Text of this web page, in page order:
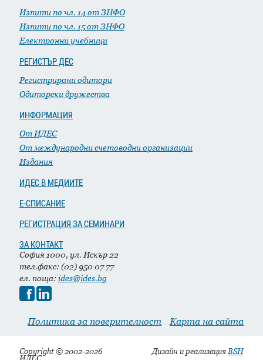
Изпити по чл. 14 от ЗНФО
Изпити по чл. 15 от ЗНФО
Електронни учебници
РЕГИСТЪР ДЕС
Регистрирани одитори
Одиторски дружества
ИНФОРМАЦИЯ
От ИДЕС
От международни счетоводни организации
Издания
ИДЕС В МЕДИИТЕ
Е-СПИСАНИЕ
РЕГИСТРАЦИЯ ЗА СЕМИНАРИ
ЗА КОНТАКТ
София 1000, ул. Искър 22
тел.факс: (02) 950 07 77
ел. поща: ides@ides.bg
Политика за поверителност Карта на сайта
Copyright © 2002-2026 Дизайн и реализацияBSH